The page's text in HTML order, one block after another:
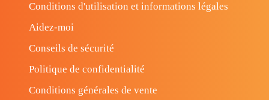
Conditions d'utilisation et informations légales
Aidez-moi
Conseils de sécurité
Politique de confidentialité
Conditions générales de vente